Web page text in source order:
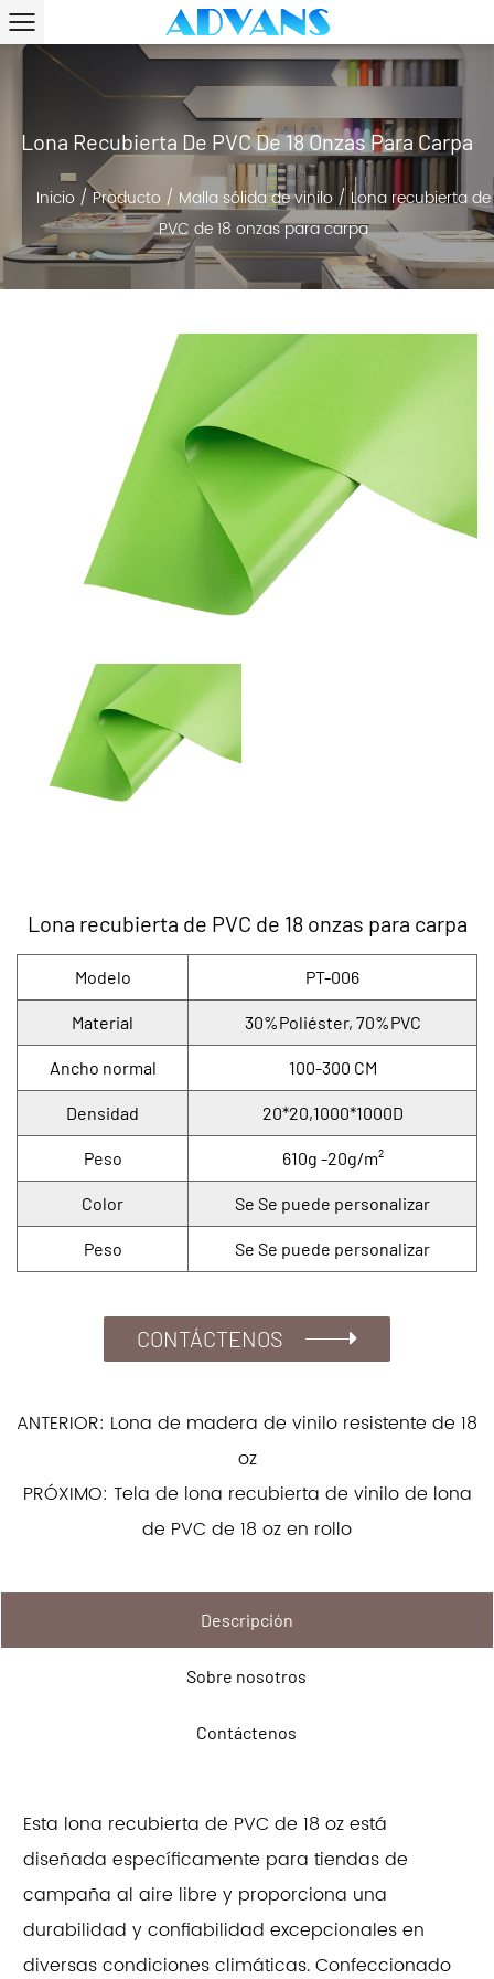
Lona Recubierta De PVC De 18 Onzas Para Carpa
Inicio /Producto / Malla sólida de vinilo/Lona recubierta de
PVC de 18 onzas para carpa
Lona recubierta de PVC de 18 onzas para carpa
Modelo PT-006
Material 30%Poliéster, 70%PVC
Ancho normal 100-300 CM
Densidad 20*20,1000*1000D
Peso 610g -20g/m²
Color Se Se puede personalizar
Peso Se Se puede personalizar
CONTÁCTENOS
ANTERIOR: Lona de madera de vinilo resistente de 18
oz
PRÓXIMO: Tela de lona recubierta de vinilo de lona
de PVC de 18 oz en rollo
Descripción
Sobre nosotros
Contáctenos
Esta lona recubierta de PVC de 18 oz está
diseñada específicamente para tiendas de
campaña al aire libre y proporciona una
durabilidad y confiabilidad excepcionales en
diversas condiciones climáticas. Confeccionado